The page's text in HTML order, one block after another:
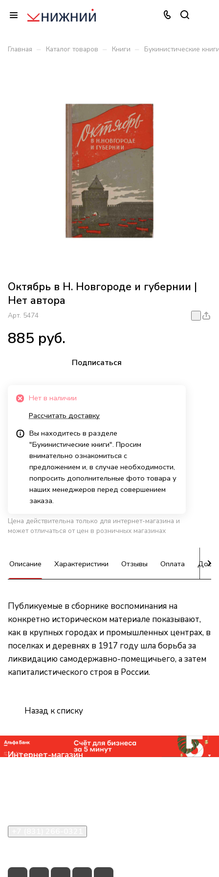
Главная – Каталог товаров – Книги – Букинистические
Октябрь в Н. Новгороде и губернии |
Нет автора
Арт. 5474
885 руб.
Подписаться
Нет в наличии
Рассчитать доставку
Вы находитесь в разделе
"Букинистические книги". Просим
внимательно ознакомиться с
предложением и, в случае необходимости,
попросить дополнительные фото товара у
наших менеджеров перед совершением
заказа.
Цена действительна только для интернет-магазина и
может отличаться от цен в розничных магазинах
Описание Характеристики Отзывы Оплата
Публикуемые в сборнике воспоминания на
конкретно историческом материале показывают,
как в крупных городах и промышленных центрах, в
поселках и деревнях в 1917 году шла борьба за
ликвидацию самодержавно-помещичьего, а затем
капиталистического строя в России.
Назад к списку
Интернет-магазин